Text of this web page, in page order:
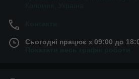
Сьогодні працює з 09:00 до